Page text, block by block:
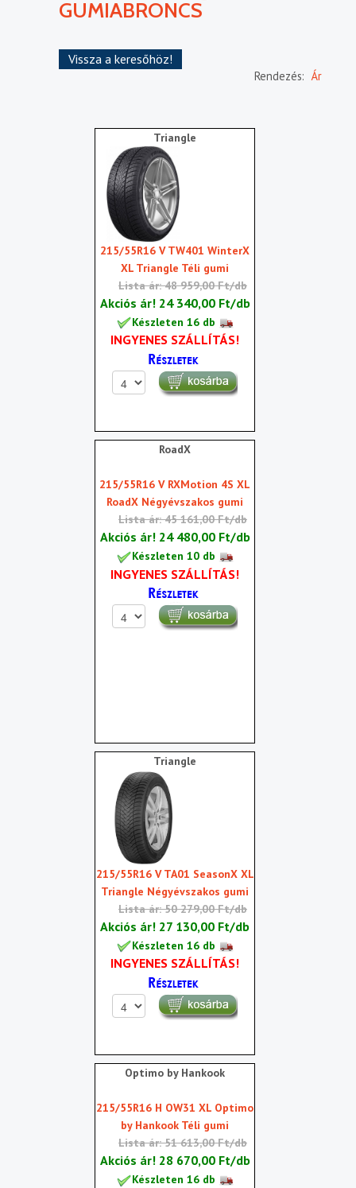
GUMIABRONCS
Vissza a keresőhöz!
Rendezés: Ár
Triangle
215/55R16 V TW401 WinterX
XL Triangle Téli gumi
Lista ár: 48 959,00 Ft/db
Akciós ár! 24 340,00 Ft/db
Készleten 16 db
INGYENES SZÁLLÍTÁS!
RoadX
215/55R16 V RXMotion 4S XL
RoadX Négyévszakos gumi
Lista ár: 45 161,00 Ft/db
Akciós ár! 24 480,00 Ft/db
Készleten 10 db
INGYENES SZÁLLÍTÁS!
Triangle
215/55R16 V TA01 SeasonX XL
Triangle Négyévszakos gumi
Lista ár: 50 279,00 Ft/db
Akciós ár! 27 130,00 Ft/db
Készleten 16 db
INGYENES SZÁLLÍTÁS!
Optimo by Hankook
215/55R16 H OW31 XL Optimo
by Hankook Téli gumi
Lista ár: 51 613,00 Ft/db
Akciós ár! 28 670,00 Ft/db
Készleten 16 db